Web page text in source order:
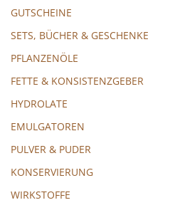
GUTSCHEINE
SETS, BÜCHER & GESCHENKE
PFLANZENÖLE
FETTE & KONSISTENZGEBER
HYDROLATE
EMULGATOREN
PULVER & PUDER
KONSERVIERUNG
WIRKSTOFFE